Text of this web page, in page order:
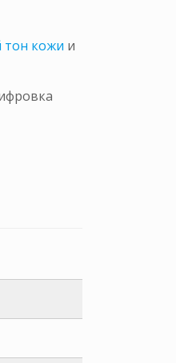
тон кожи и